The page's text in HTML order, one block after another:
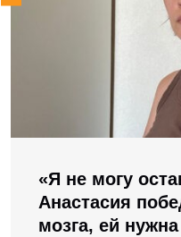
«Я не могу
Анастасия
мозга, ей